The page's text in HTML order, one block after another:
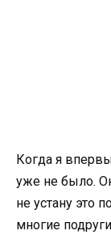
Когда я
уже не было.
не устану это
многие